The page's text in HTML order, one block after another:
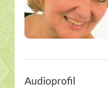
Audioprofil